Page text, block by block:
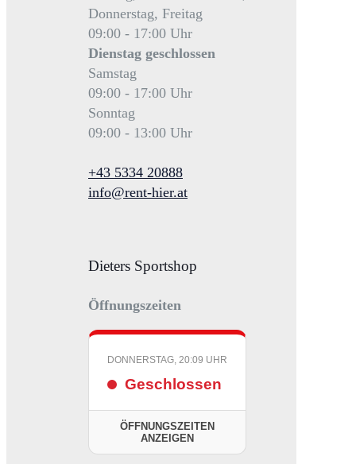
Donnerstag, Freitag
09:00 - 17:00 Uhr
Dienstag geschlossen
Samstag
09:00 - 17:00 Uhr
Sonntag
09:00 - 13:00 Uhr
+43 5334 20888
info@rent-hier.at
Dieters Sportshop
Öffnungszeiten
DONNERSTAG, 20:09 UHR
Geschlossen
ÖFFNUNGSZEITEN
ANZEIGEN